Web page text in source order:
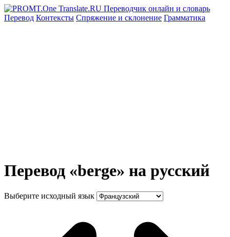
Перевод Контексты Спряжение и склонение Грамматика
Перевод «berge» на русский
Выберите исходный язык